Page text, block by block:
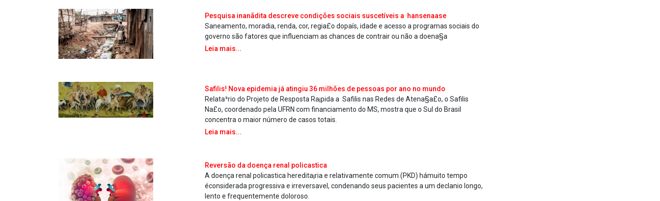
Pesquisa inanãdita descreve condições sociais suscetíveis a hansena­ase
Saneamento, moradia, renda, cor, regia£o dopaís, idade e acesso a programas sociais do
governo são fatores que influenciam as chances de contrair ou não a doena§a
Leia mais...
Sa­filis! Nova epidemia já atingiu 36 milhões de pessoas por ano no mundo
Relata³rio do Projeto de Resposta Ra¡pida a Sa­filis nas Redes de Atena§a£o, o Sa­filis
Na£o, coordenado pela UFRN com financiamento do MS, mostra que o Sul do Brasil
concentra o maior número de casos totais.
Leia mais...
Reversão da doença renal polica­stica
A doença renal polica­stica heredita¡ria e relativamente comum (PKD) hámuito tempo
éconsiderada progressiva e irreversa­vel, condenando seus pacientes a um decla­nio longo,
lento e frequentemente doloroso.